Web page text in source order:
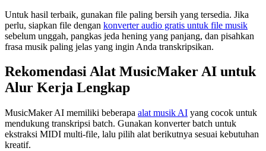
Untuk hasil terbaik, gunakan file paling bersih yang tersedia. Jika
perlu, siapkan file dengan konverter audio gratis untuk file musik
sebelum unggah, pangkas jeda hening yang panjang, dan pisahkan
frasa musik paling jelas yang ingin Anda transkripsikan.
Rekomendasi Alat MusicMaker AI untuk
Alur Kerja Lengkap
MusicMaker AI memiliki beberapa alat musik AI yang cocok untuk
mendukung transkripsi batch. Gunakan konverter batch untuk
ekstraksi MIDI multi-file, lalu pilih alat berikutnya sesuai kebutuhan
kreatif.